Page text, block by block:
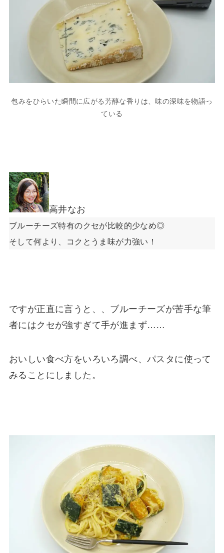
包みをひらいた瞬間に広がる芳醇な香りは、味の深味を物語っ
ている
高井なお
ブルーチーズ特有のクセが比較的少なめ◎
そして何より、コクとうま味が力強い！
ですが正直に言うと、、ブルーチーズが苦手な筆
者にはクセが強すぎて手が進まず……
おいしい食べ方をいろいろ調べ、パスタに使って
みることにしました。